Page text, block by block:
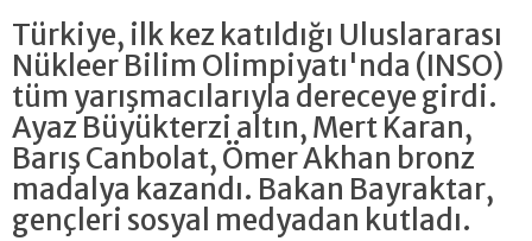
Türkiye, ilk kez katıldığı Uluslararası
Nükleer Bilim Olimpiyatı'nda (INSO)
tüm yarışmacılarıyla dereceye girdi.
Ayaz Büyükterzi altın, Mert Karan,
Barış Canbolat, Ömer Akhan bronz
madalya kazandı. Bakan Bayraktar,
gençleri sosyal medyadan kutladı.